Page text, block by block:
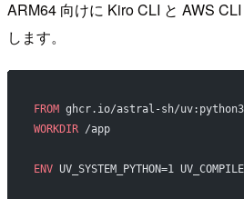
ARM64 向けに Kiro CLI と AWS
します。
FROM ghcr.io/astral-sh/
WORKDIR /app
ENV UV_SYSTEM_PYTHON=1